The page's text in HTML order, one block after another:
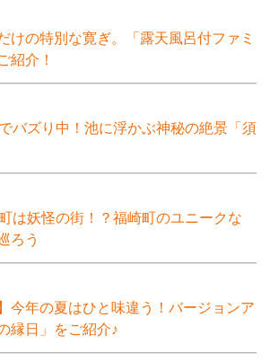
けの特別な寛ぎ。「露天風呂付ファミ
紹介！
バズり中！池に浮かぶ神秘の絶景「須
は妖怪の街！？福崎町のユニークな
ろう
今年の夏はひと味違う！バージョンア
縁日」をご紹介♪